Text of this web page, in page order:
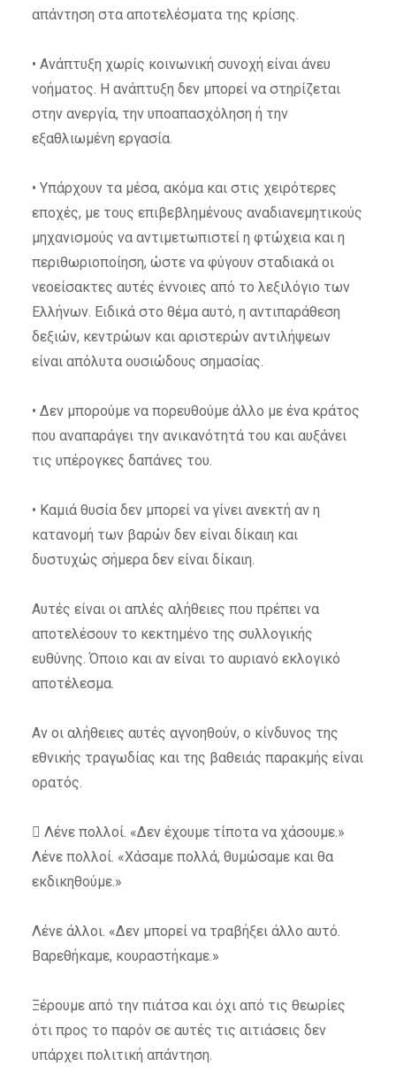
απάντηση στα αποτελέσματα της κρίσης.
• Ανάπτυξη χωρίς κοινωνική συνοχή είναι άνευ
νοήματος. Η ανάπτυξη δεν μπορεί να στηρίζεται
στην ανεργία, την υποαπασχόληση ή την
εξαθλιωμένη εργασία.
• Υπάρχουν τα μέσα, ακόμα και στις χειρότερες
εποχές, με τους επιβεβλημένους αναδιανεμητικούς
μηχανισμούς να αντιμετωπιστεί η φτώχεια και η
περιθωριοποίηση, ώστε να φύγουν σταδιακά οι
νεοείσακτες αυτές έννοιες από το λεξιλόγιο των
Ελλήνων. Ειδικά στο θέμα αυτό, η αντιπαράθεση
δεξιών, κεντρώων και αριστερών αντιλήψεων
είναι απόλυτα ουσιώδους σημασίας.
• Δεν μπορούμε να πορευθούμε άλλο με ένα κράτος
που αναπαράγει την ανικανότητά του και αυξάνει
τις υπέρογκες δαπάνες του.
• Καμιά θυσία δεν μπορεί να γίνει ανεκτή αν η
κατανομή των βαρών δεν είναι δίκαιη και
δυστυχώς σήμερα δεν είναι δίκαιη.
Αυτές είναι οι απλές αλήθειες που πρέπει να
αποτελέσουν το κεκτημένο της συλλογικής
ευθύνης. Όποιο και αν είναι το αυριανό εκλογικό
αποτέλεσμα.
Αν οι αλήθειες αυτές αγνοηθούν, ο κίνδυνος της
εθνικής τραγωδίας και της βαθειάς παρακμής είναι
ορατός.
 Λένε πολλοί. «Δεν έχουμε τίποτα να χάσουμε.»
Λένε πολλοί. «Χάσαμε πολλά, θυμώσαμε και θα
εκδικηθούμε.»
Λένε άλλοι. «Δεν μπορεί να τραβήξει άλλο αυτό.
Βαρεθήκαμε, κουραστήκαμε.»
Ξέρουμε από την πιάτσα και όχι από τις θεωρίες
ότι προς το παρόν σε αυτές τις αιτιάσεις δεν
υπάρχει πολιτική απάντηση.